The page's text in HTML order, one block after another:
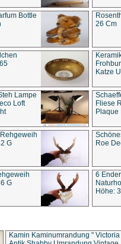
Bottle
26 Cm
Katze
Lampe
Loft
Fliese
Plaque
G
Roe
G
6
Höhe:
Kamin Kaminumrandung " Victoria